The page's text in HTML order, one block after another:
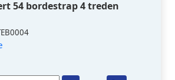
54 bordestrap 4 treden